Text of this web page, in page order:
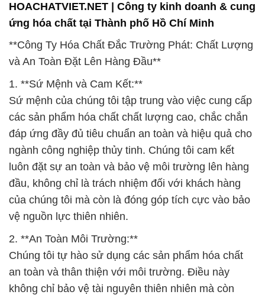
HOACHATVIET.NET | Công ty kinh doanh & cung
ứng hóa chất tại Thành phố Hồ Chí Minh
**Công Ty Hóa Chất Đắc Trường Phát: Chất Lượng
và An Toàn Đặt Lên Hàng Đầu**
1. **Sứ Mệnh và Cam Kết:**
Sứ mệnh của chúng tôi tập trung vào việc cung cấp
các sản phẩm hóa chất chất lượng cao, chắc chắn
đáp ứng đầy đủ tiêu chuẩn an toàn và hiệu quả cho
ngành công nghiệp thủy tinh. Chúng tôi cam kết
luôn đặt sự an toàn và bảo vệ môi trường lên hàng
đầu, không chỉ là trách nhiệm đối với khách hàng
của chúng tôi mà còn là đóng góp tích cực vào bảo
vệ nguồn lực thiên nhiên.
2. **An Toàn Môi Trường:**
Chúng tôi tự hào sử dụng các sản phẩm hóa chất
an toàn và thân thiện với môi trường. Điều này
không chỉ bảo vệ tài nguyên thiên nhiên mà còn